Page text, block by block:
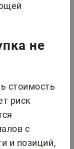
не
стоимость
риск
с
и позиций,